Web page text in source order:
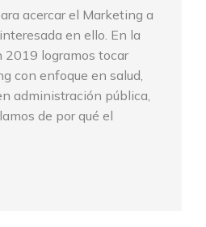
acercar el Marketing a
en ello. En la
2019 logramos tocar
con enfoque en salud,
administración pública,
de por qué el